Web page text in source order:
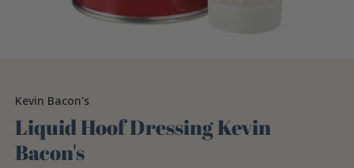
Kevin Bacon's
Liquid Hoof Dressing Kevin
Bacon's